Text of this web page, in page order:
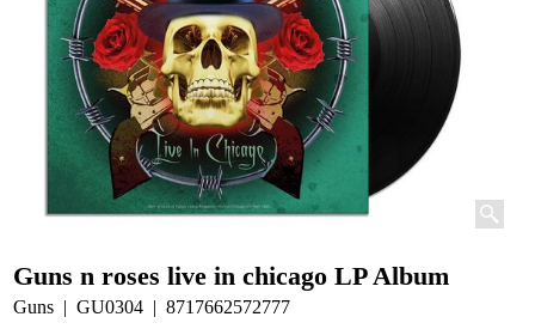
Guns n roses live in chicago LP Album
Guns GU0304 8717662572777